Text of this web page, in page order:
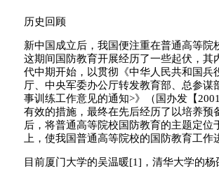
历史回顾
新中国成立后，我国便注重在普通高等
这期间国防教育开展经历了一些起伏，
代中期开始，以贯彻《中华人民共和国
厅、中央军委办公厅转发教育部、总参
事训练工作意见的通知>》（国办发【
有效的措施，最终在先后经历了以培养
后，将普通高等院校国防教育的主题定
上，使我国普通高等院校的国防教育工
目前厦门大学的吴温暖[1]，清华大学的